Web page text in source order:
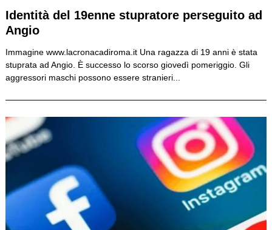
Identità del 19enne stupratore perseguito ad
Angio
Immagine www.lacronacadiroma.it Una ragazza di 19 anni è stata
stuprata ad Angio. È successo lo scorso giovedì pomeriggio. Gli
aggressori maschi possono essere stranieri...
Search